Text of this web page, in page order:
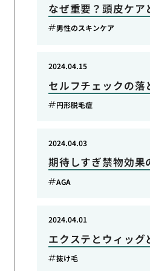
なぜ重要？頭皮ケア
男性のスキンケア
セルフチェックの落
2024.04.15
円形脱毛症
期待しすぎ禁物効果
2024.04.03
AGA
エクステとウィッグ
2024.04.01
抜け毛